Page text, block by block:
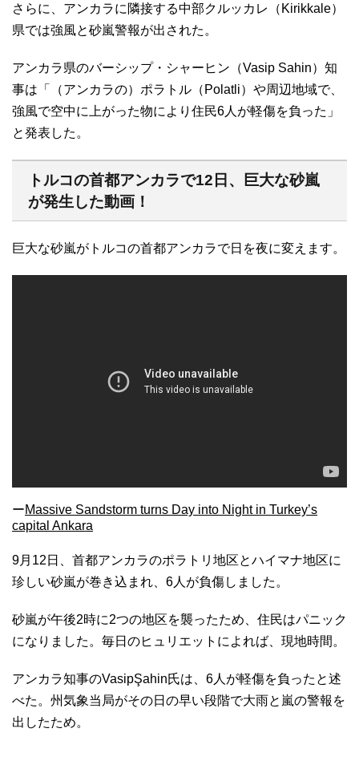
さらに、アンカラに隣接する中部クルッカレ（Kirikkale）
県では強風と砂嵐警報が出された。
アンカラ県のバーシップ・シャーヒン（Vasip Sahin）知
事は「（アンカラの）ポラトル（Polatli）や周辺地域で、
強風で空中に上がった物により住民6人が軽傷を負った」
と発表した。
トルコの首都アンカラで12日、巨大な砂嵐
が発生した動画！
巨大な砂嵐がトルコの首都アンカラで日を夜に変えます。
ーMassive Sandstorm turns Day into Night in Turkey’s
capital Ankara
9月12日、首都アンカラのポラトリ地区とハイマナ地区に
珍しい砂嵐が巻き込まれ、6人が負傷しました。
砂嵐が午後2時に2つの地区を襲ったため、住民はパニック
になりました。毎日のヒュリエットによれば、現地時間。
アンカラ知事のVasipŞahin氏は、6人が軽傷を負ったと述
べた。州気象当局がその日の早い段階で大雨と嵐の警報を
出したため。